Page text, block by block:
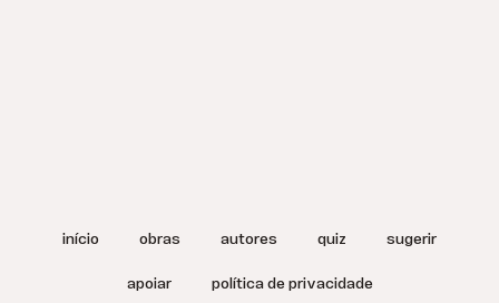
início obras autores quiz sugerir
apoiar política de privacidade